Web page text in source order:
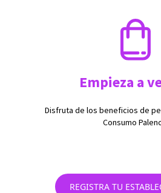
Empieza a
Disfruta de los beneficios de
Consumo
REGISTRA TU